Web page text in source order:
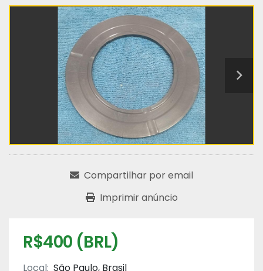
Compartilhar por email
Imprimir anúncio
R$400 (BRL)
Local: São Paulo, Brasil